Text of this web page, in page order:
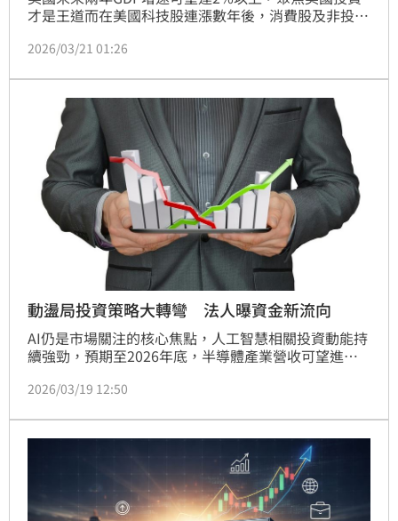
才是王道而在美國科技股連漲數年後，消費股及非投等
次偉大（MAGA）」，且隨著美股走高、企業擴大在地
指標均顯示美國景氣動能，正處於有利擴張環境中，台
新投信特別推出「台新美國聚焦傘型基金」，包含二檔
子基金「台新美國標普日常消費品精選行業指數基金」
及「台新美國
2026/03/21 01:26
動盪局投資策略大轉彎 法人曝資金新流向
AI仍是市場關注的核心焦點，人工智慧相關投資動能持
續強勁，預期至2026年底，半導體產業營收可望進一
席鮑威爾貨幣政策維持按兵不動下，市場氛圍呈現觀
派立場，惟美國銀行指出，未來政策調整可能著重資產
結構優化，包括縮減房貸抵押債券部位及調整美國公債
2026/03/19 12:50